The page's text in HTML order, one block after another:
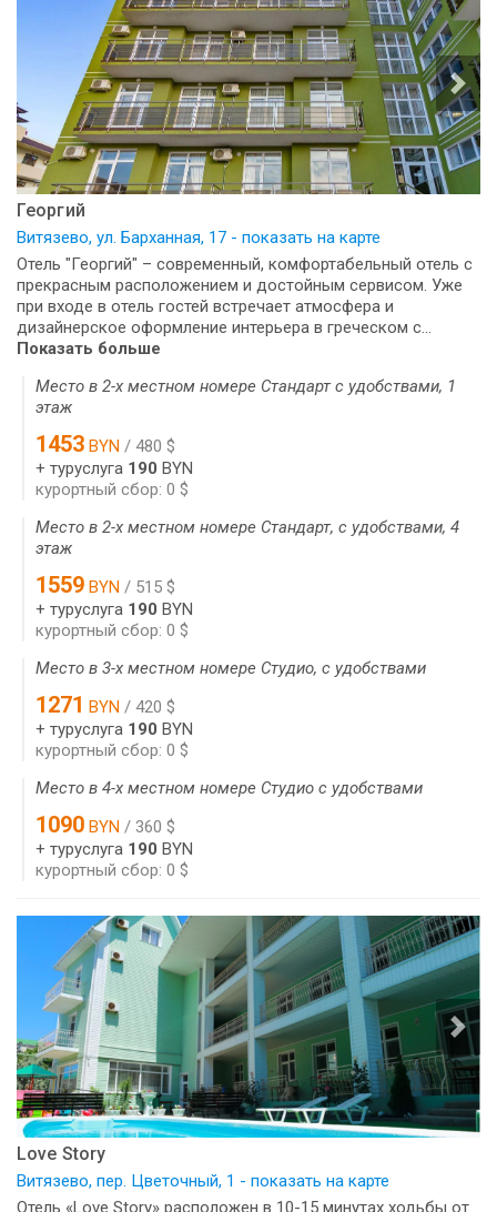
Георгий
Витязево, ул. Барханная, 17 - показать на карте
Отель "Георгий" – современный, комфортабельный отель с
прекрасным расположением и достойным сервисом. Уже
при входе в отель гостей встречает атмосфера и
дизайнерское оформление интерьера в греческом с...
Показать больше
Место в 2-х местном номере Стандарт с удобствами, 1
этаж
1453 BYN / 480 $
+ туруслуга 190 BYN
курортный сбор: 0 $
Место в 2-х местном номере Стандарт, с удобствами, 4
этаж
1559 BYN / 515 $
+ туруслуга 190 BYN
курортный сбор: 0 $
Место в 3-х местном номере Студио, с удобствами
1271 BYN / 420 $
+ туруслуга 190 BYN
курортный сбор: 0 $
Место в 4-х местном номере Студио с удобствами
1090 BYN / 360 $
+ туруслуга 190 BYN
курортный сбор: 0 $
Love Story
Витязево, пер. Цветочный, 1 - показать на карте
Отель «Love Story» расположен в 10-15 минутах ходьбы от